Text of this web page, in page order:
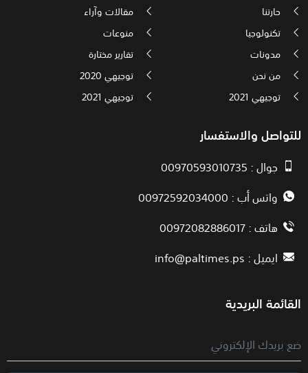
حارتنا
مقالات وآراء
تكنولوجيا
منوعات
مدونات
تقارير مختارة
من نحن
توجيهي 2020
توجيهي 2021
توجيهي 2021
للتواصل والاستفسار
جوال : 00970593010735
واتس أب : 00972592034000
هاتف : 00972082886017
ايميل :info@paltimes.ps
القائمة البريدية